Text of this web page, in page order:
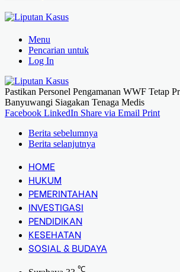
Menu
Pencarian untuk
Log In
Pastikan Personel Pengamanan WWF Tetap
Banyuwangi Siagakan Tenaga Medis
Facebook LinkedIn Share via Email Print
Berita sebelumnya
Berita selanjutnya
HOME
HUKUM
PEMERINTAHAN
INVESTIGASI
PENDIDIKAN
KESEHATAN
SOSIAL & BUDAYA
℃